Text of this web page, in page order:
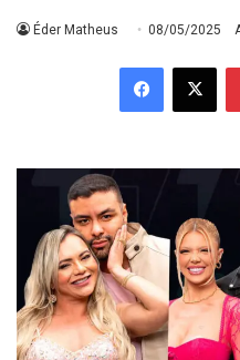
Éder Matheus 08/05/2025
Facebook
X